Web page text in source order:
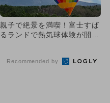
親子で絶景を満喫！富士すば
るランドで熱気球体験が開
Recommended by